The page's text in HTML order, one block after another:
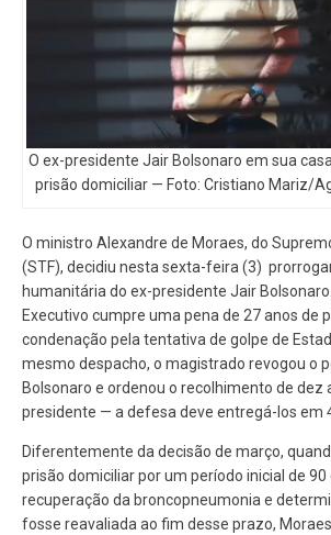
O ex-presidente Jair Bolsonaro em sua
prisão domiciliar — Foto: Cristiano Mariz/
O ministro Alexandre de Moraes, do
(STF), decidiu nesta sexta-feira (3)
humanitária do ex-presidente Jair
Executivo cumpre uma pena de 27 anos de
condenação pela tentativa de golpe de
mesmo despacho, o magistrado revogou o
Bolsonaro e ordenou o recolhimento de dez
presidente — a defesa deve entregá-los em
Diferentemente da decisão de março,
prisão domiciliar por um período inicial de 90
recuperação da broncopneumonia e
fosse reavaliada ao fim desse prazo,